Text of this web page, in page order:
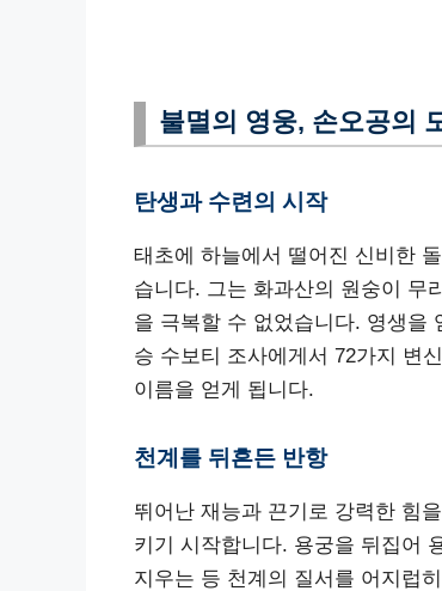
불멸의 영웅, 손오공의
탄생과 수련의 시작
태초에 하늘에서 떨어진 신비한
습니다. 그는 화과산의 원숭이 무
을 극복할 수 없었습니다. 영생을
승 수보티 조사에게서 72가지 변
이름을 얻게 됩니다.
천계를 뒤흔든 반항
뛰어난 재능과 끈기로 강력한 힘
키기 시작합니다. 용궁을 뒤집어
지우는 등 천계의 질서를 어지럽